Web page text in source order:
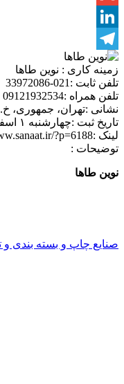
Gmail
LinkedIn
Telegram
زمینه کاری : نوین طاها
تلفن ثابت :021-33972086
تلفن همراه :09121932534
نشانی :تهران، جمهوری، خ.
تاریخ ثبت :چهارشنبه ۱ اسفند ۱۳۹۷
لینک :?p=6188
توضیحات :
نوین طاها
صنایع چاپ و بسته بندی و